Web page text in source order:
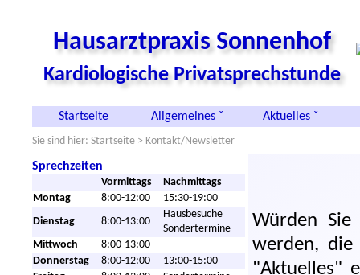
Hausarztpraxis Sonnenhof
Kardiologische Privatsprechstunde
Startseite Allgemeines ˇ Aktuelles ˇ
Sie sind hier: Startseite > Kontakt/Newsletter
Sprechzeiten
Vormittags
Nachmittags
Montag
8:00-12:00
15:30-19:00
Dienstag
8:00-13:00
Hausbesuche
Sondertermine
Mittwoch
8:00-13:00
Donnerstag
8:00-12:00
13:00-15:00
Würden
werden,
"Aktuelles"